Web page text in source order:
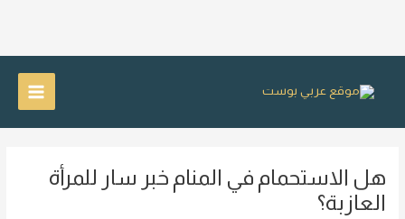
Main
هل الاستحمام في المنام خبر سار للمرأة
العازبة؟